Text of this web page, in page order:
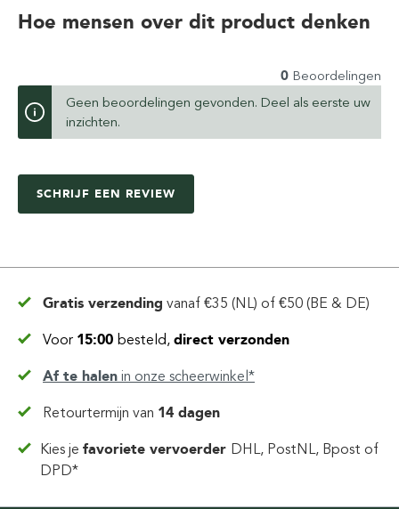
Hoe mensen over dit product denken
0 Beoordelingen
Geen beoordelingen gevonden. Deel als eerste uw
inzichten.
SCHRIJF EEN REVIEW
Gratis verzending vanaf €35 (NL) of €50 (BE & DE)
Voor 15:00 besteld, direct verzonden
Af te halen in onze scheerwinkel*
Retourtermijn van 14 dagen
Kies jefavoriete vervoerder DHL, PostNL, Bpost of
DPD*